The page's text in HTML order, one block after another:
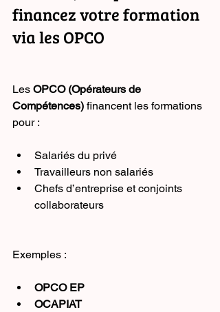
financez votre formation
via les OPCO
Les OPCO (Opérateurs de
Compétences) financent les formations
pour :
Salariés du privé
Travailleurs non salariés
Chefs d’entreprise et conjoints
collaborateurs
Exemples :
OPCO EP
OCAPIAT